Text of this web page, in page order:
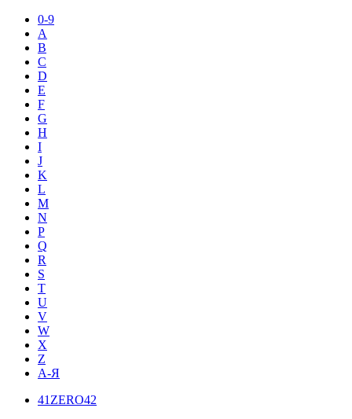
0-9
A
B
C
D
E
F
G
H
I
J
K
L
M
N
P
Q
R
S
T
U
V
W
X
Z
А-Я
41ZERO42